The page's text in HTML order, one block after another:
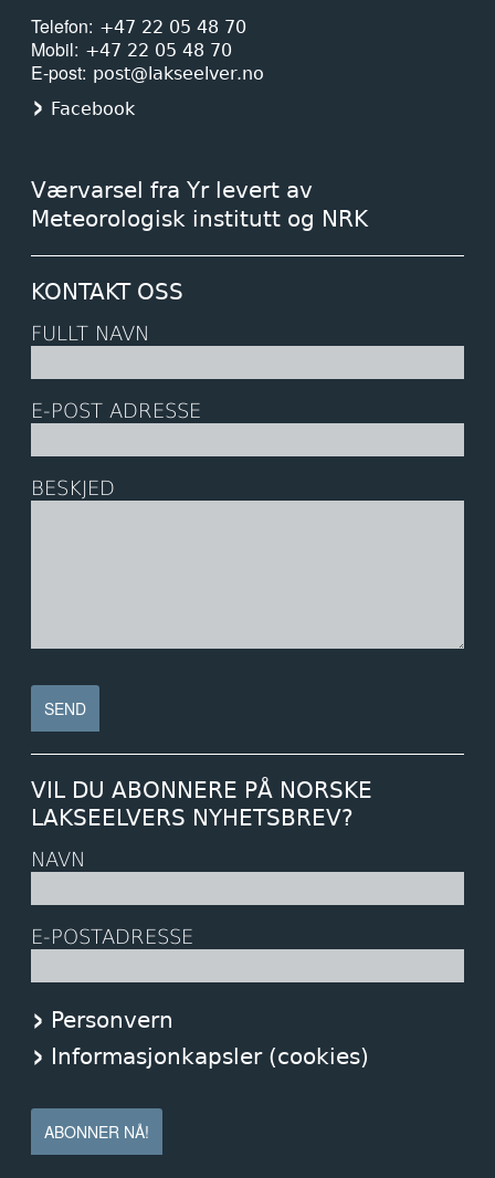
Telefon
+47 22 05 48 70
Mobil +47 22 05 48 70
E-post post@lakseelver.no
Facebook
Værvarsel fra Yr levert av
Meteorologisk institutt og NRK
KONTAKT OSS
FULLT NAVN
E-POST ADRESSE
BESKJED
VIL DU ABONNERE PÅ NORSKE
LAKSEELVERS NYHETSBREV?
NAVN
E-POSTADRESSE
Personvern
Informasjonkapsler (cookies)